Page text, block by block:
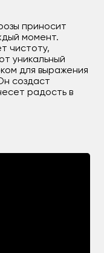
приносит
момент.
чистоту,
уникальный
для выражения
создаст
радость в